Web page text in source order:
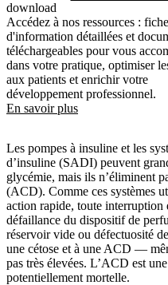
download
Accédez à nos ressources :
d'information détaillées et
téléchargeables pour vous
dans votre pratique, optimiser
aux patients et enrichir votre
développement professionnel.
En savoir plus
Les pompes à insuline et les
d’insuline (SADI) peuvent
glycémie, mais ils n’éliminent
(ACD). Comme ces systèmes
action rapide, toute interruption
défaillance du dispositif de
réservoir vide ou défectuosité
une cétose et à une ACD —
pas très élevées. L’ACD est
potentiellement mortelle.